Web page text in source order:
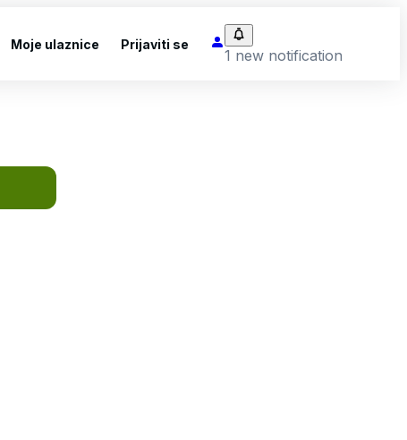
Moje ulaznice Prijaviti se
1 new notification